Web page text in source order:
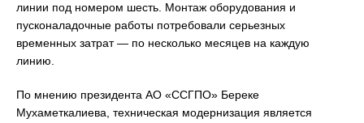
линии под номером шесть. Монтаж оборудования и
пусконаладочные работы потребовали серьезных
временных затрат — по несколько месяцев на каждую
линию.
По мнению президента АО «ССГПО» Береке
Мухаметкалиева, техническая модернизация является